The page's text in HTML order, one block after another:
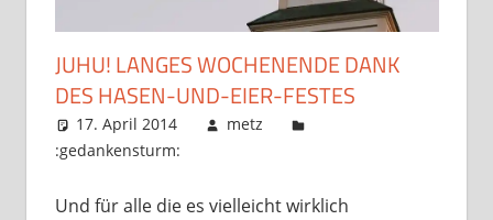
JUHU! LANGES WOCHENENDE DANK
DES HASEN-UND-EIER-FESTES
17. April 2014
metz
:gedankensturm:
Und für alle die es vielleicht wirklich